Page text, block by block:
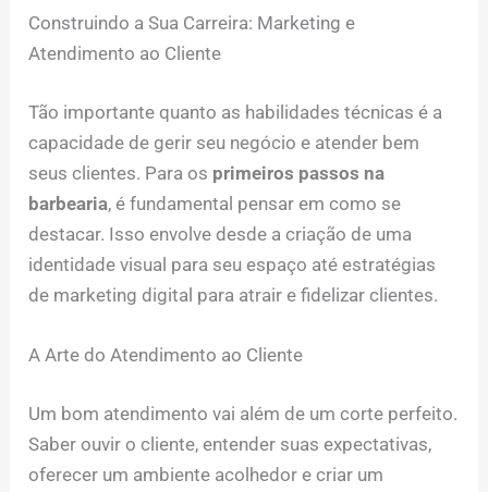
Construindo a Sua Carreira: Marketing e
Atendimento ao Cliente
Tão importante quanto as habilidades técnicas é a
capacidade de gerir seu negócio e atender bem
seus clientes. Para os primeiros passos na
barbearia, é fundamental pensar em como se
destacar. Isso envolve desde a criação de uma
identidade visual para seu espaço até estratégias
de marketing digital para atrair e fidelizar clientes.
A Arte do Atendimento ao Cliente
Um bom atendimento vai além de um corte perfeito.
Saber ouvir o cliente, entender suas expectativas,
oferecer um ambiente acolhedor e criar um